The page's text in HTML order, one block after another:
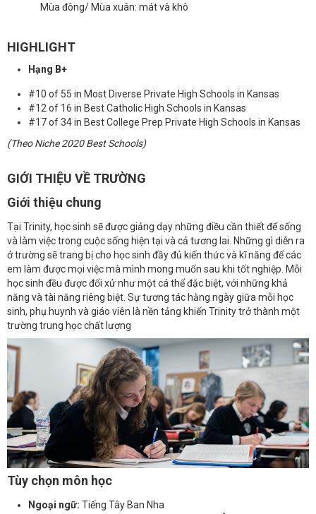
Mùa đông/ Mùa xuân: mát và khô
HIGHLIGHT
Hạng B+
#10 of 55 in Most Diverse Private High Schools in Kansas
#12 of 16 in Best Catholic High Schools in Kansas
#17 of 34 in Best College Prep Private High Schools in Kansas
(Theo Niche 2020 Best Schools)
GIỚI THIỆU VỀ TRƯỜNG
Giới thiệu chung
Tại Trinity, học sinh sẽ được giảng dạy những điều cần thiết để sống
và làm việc trong cuộc sống hiện tại và cả tương lai. Những gì diễn ra
ở trường sẽ trang bị cho học sinh đầy đủ kiến thức và kĩ năng để các
em làm được mọi việc mà mình mong muốn sau khi tốt nghiệp. Mỗi
học sinh đều được đối xử như một cá thể đặc biệt, với những khả
năng và tài năng riêng biệt. Sự tương tác hằng ngày giữa mỗi học
sinh, phụ huynh và giáo viên là nền tảng khiến Trinity trở thành một
trường trung học chất lượng
Tùy chọn môn học
Ngoại ngữ: Tiếng Tây Ban Nha